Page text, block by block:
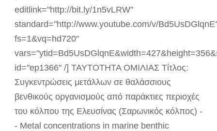
editlink="http://bit.ly/1n5vLRW"
standard="http://www.youtube.com/v/
fs=1&vq=hd720"
id="ep1366" /] ΤΑΥΤΟΤΗΤΑ ΟΜΙΛΙΑΣ Τίτλος:
Συγκεντρώσεις μετάλλων σε θαλάσσιους
βενθικούς οργανισμούς από παράκτιες περιοχές
του κόλπου της Ελευσίνας (Σαρωνικός κόλπος) -
- Metal concentrations in marine benthic